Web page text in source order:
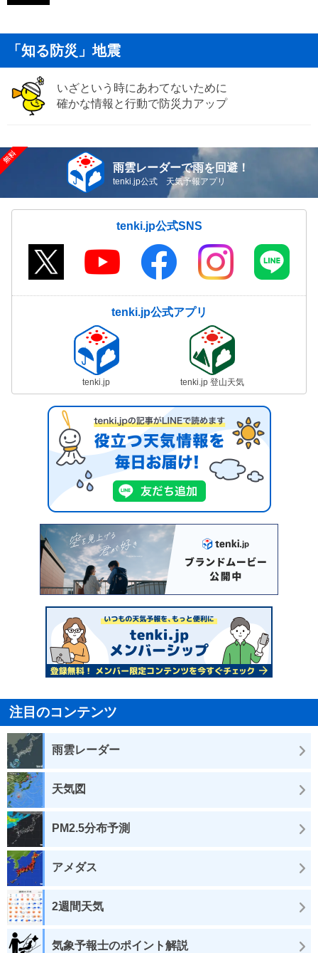
「知る防災」地震
いざという時にあわてないために
確かな情報と行動で防災力アップ
雨雲レーダーで雨を回避！
tenki.jp公式 天気予報アプリ
tenki.jp公式SNS
tenki.jp公式アプリ
tenki.jp tenki.jp 登山天気
注目のコンテンツ
雨雲レーダー
天気図
PM2.5分布予測
アメダス
2週間天気
気象予報士のポイント解説